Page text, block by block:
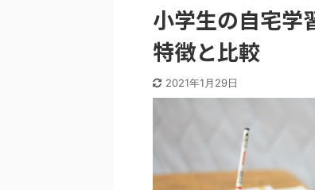
小学生の自宅学
特徴と比較
2021年1月29日